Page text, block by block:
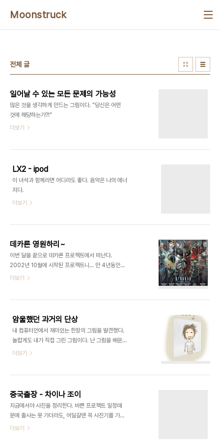
Moonstruck
전체 글
일어날 수 있는 모든 문제의 가능성
많은 것을 생각하게 만드는 그림이다. "당신은 어떤
것에 해당하는가?!"
더보기
LX2 - ipod
이 녀석과 함께라면 어디라도 좋다. 음악은 나의 에너
지다.
더보기
데카론 영원하리~
이번 달을 끝으로 데카론 프로젝트에서 떠난다.
2002년 10월에 시작된 프로젝트니... 만 4년동안
해왔던 셈이다. 돌이켜 보면, 참으로 우여곡절 끝에
카론은 빛을 보지 못했을 것이라고... "당신들이 최고
의 개발자입니다."
더보기
암울했던 과거의 단상
내 컴퓨터안에서 재미있는 한장의 그림을 발견했다.
놀랍게도 내가 직접 그린 그림이다. 난 그림을 배운적
이 없다. 당연히 엄청 못 그린다. 과거 암울했던 시
시절은 나에게 쓴약과도 같았다.
더보기
중국출장 - 차이나 조이
지금에서야 사진을 정리한다. 바쁜 프로젝트 일정때
문에 출사는 못 가더라도, 어딜갈땐 꼭 사진기를 가져
갔다. 뭐라도 찍자는 생각이었는데, 분량을 보니 꽤나
더보기